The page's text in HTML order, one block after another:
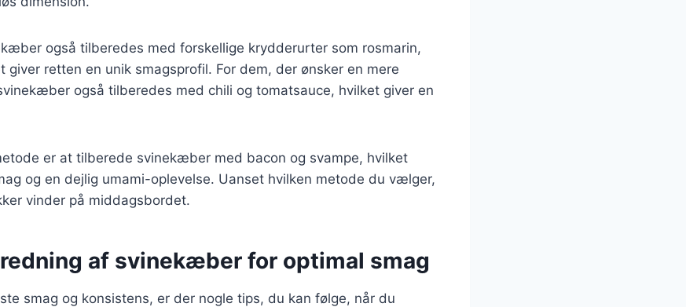
også tilberedes med forskellige krydderurter som rosmarin,
giver retten en unik smagsprofil. For dem, der ønsker en mere
også tilberedes med chili og tomatsauce, hvilket giver en
er at tilberede svinekæber med bacon og svampe, hvilket
og en dejlig umami-oplevelse. Uanset hvilken metode du vælger,
vinder på middagsbordet.
af svinekæber for optimal smag
smag og konsistens, er der nogle tips, du kan følge, når du